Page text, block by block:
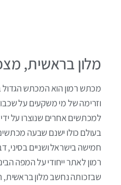
מלון בראשית,
מכתש רמון הוא המכתש הגדול
וזרימה של מי משקעים על
למכתשים אחרים שנוצרו על
בעולם כולו ישנם שבעה
חמישה בישראל ושניים
רמון לאתר ייחודי על המפה
שבזכותה נחשב מלון